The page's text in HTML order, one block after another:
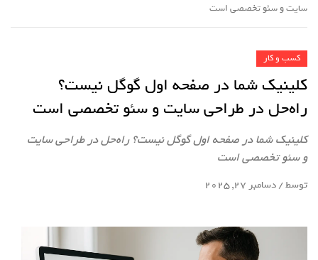
سایت و سئو تخصصی است
کسب و کار
کلینیک شما در صفحه اول گوگل نیست؟
راه‌حل در طراحی سایت و سئو تخصصی است
کلینیک شما در صفحه اول گوگل نیست؟ راه‌حل در طراحی سایت
و سئو تخصصی است
توسط/دسامبر 27, 2025